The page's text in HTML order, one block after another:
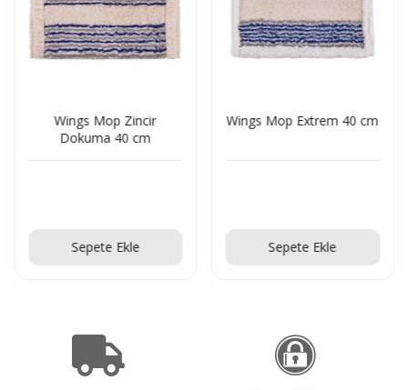
Wings Mop Zincir
Dokuma 40 cm
Sepete Ekle
Wings Mop Extrem 40 cm
Sepete Ekle